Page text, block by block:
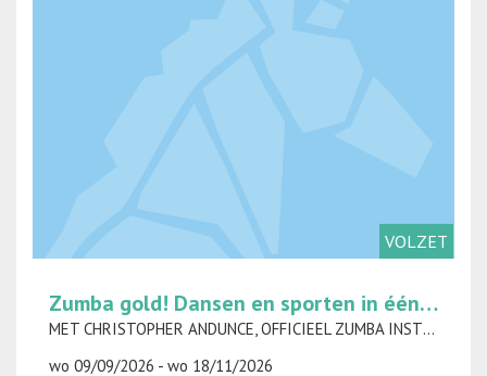
VOLZET
Zumba gold! Dansen en sporten in één klap op woensdag
MET CHRISTOPHER ANDUNCE, OFFICIEEL ZUMBA INSTRUCTEUR
wo 09/09/2026 - wo 18/11/2026